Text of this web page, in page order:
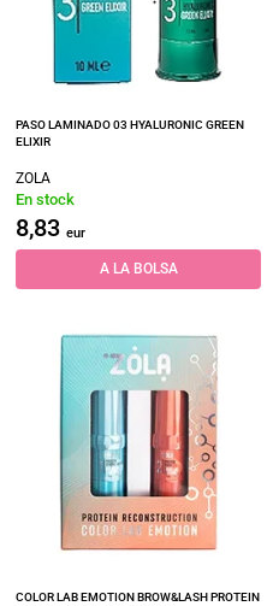
PASO LAMINADO 03 HYALURONIC GREEN
ELIXIR
ZOLA
En stock
8,83 eur
A LA BOLSA
COLOR LAB EMOTION BROW&LASH PROTEIN